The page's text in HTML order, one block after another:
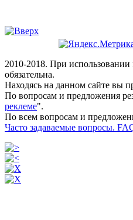
2010-2018. При
обязательна.
Находясь на данном сайте вы
По вопросам и предложения
реклеме".
По всем вопросам и
Часто задаваемые вопросы.